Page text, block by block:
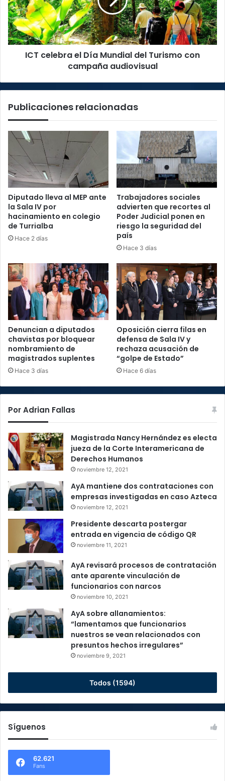
del
Turismo
con
campaña
audiovisual
ICT celebra el Día Mundial del Turismo con
campaña audiovisual
Publicaciones relacionadas
Diputado lleva al MEP ante
la Sala IV por
hacinamiento en colegio
de Turrialba
Hace 2 días
Trabajadores sociales
advierten que recortes al
Poder Judicial ponen en
riesgo la seguridad del
país
Hace 3 días
Denuncian a diputados
chavistas por bloquear
nombramiento de
magistrados suplentes
Hace 3 días
Oposición cierra filas en
defensa de Sala IV y
rechaza acusación de
“golpe de Estado”
Hace 6 días
Por Adrian Fallas
Magistrada Nancy Hernández es electa
jueza de la Corte Interamericana de
Derechos Humanos
noviembre 12, 2021
AyA mantiene dos contrataciones con
empresas investigadas en caso Azteca
noviembre 12, 2021
Presidente descarta postergar
entrada en vigencia de código QR
noviembre 11, 2021
AyA revisará procesos de contratación
ante aparente vinculación de
funcionarios con narcos
noviembre 10, 2021
AyA sobre allanamientos:
“lamentamos que funcionarios
nuestros se vean relacionados con
presuntos hechos irregulares”
noviembre 9, 2021
Todos (1594)
Síguenos
62.621
Fans